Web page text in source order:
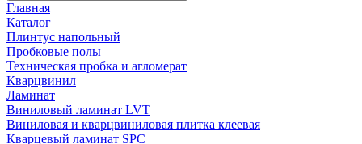
Главная
Каталог
Плинтус напольный
Пробковые полы
Техническая пробка и агломерат
Кварцвинил
Ламинат
Виниловый ламинат LVT
Виниловая и кварцвиниловая плитка клеевая
Кварцевый ламинат SPC